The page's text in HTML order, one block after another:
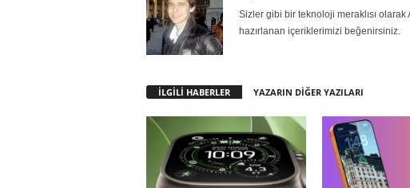
Sizler gibi bir teknoloji meraklısı
hazırlanan içeriklerimizi beğenirsiniz.
İLGİLİ HABERLER YAZARIN DİĞER YAZILARI